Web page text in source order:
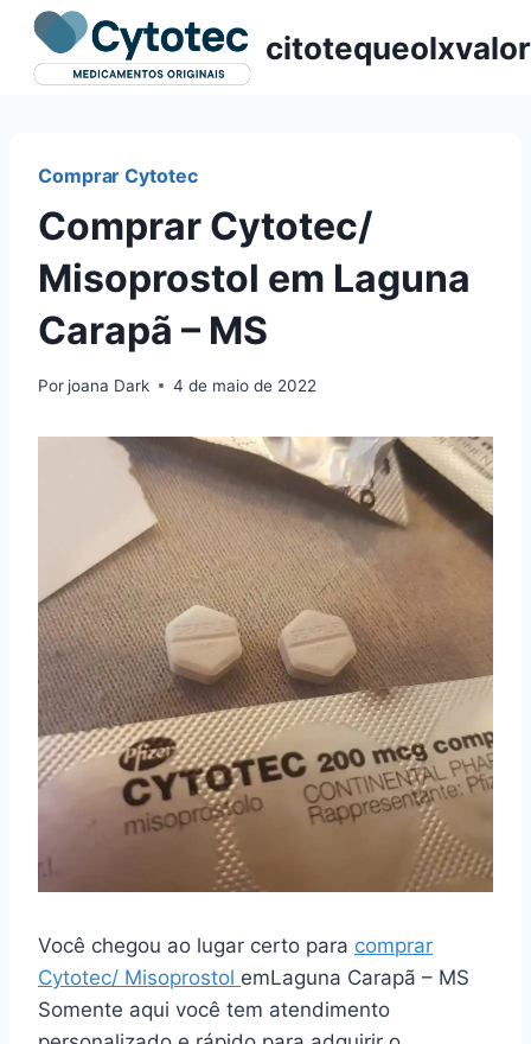
Pular
para
citotequeolxvalor
Comprar Cytotec
Comprar Cytotec/
Misoprostol em Laguna
Carapã – MS
Por joana Dark 4 de maio de 2022
Você chegou ao lugar certo para comprar
Cytotec/ Misoprostol emLaguna Carapã – MS
Somente aqui você tem atendimento